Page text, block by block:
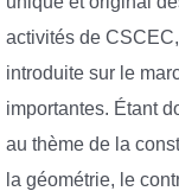
activités de
introduite sur le
importantes. Étant
au thème de la
la géométrie, le